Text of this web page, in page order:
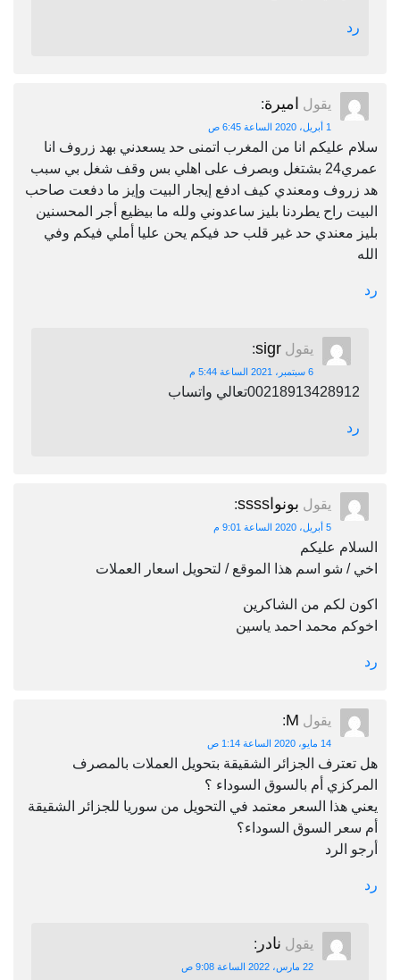
رد
يقول اميرة:
1 أبريل، 2020 الساعة 6:45 ص
سلام عليكم انا من المغرب اتمنى حد يسعدني بهد زروف انا
عمري24 بشتغل وبصرف على اهلي بس وقف شغل بي سبب
هد زروف ومعندي كيف ادفع إيجار البيت وإيز ما دفعت صاحب
البيت راح يطردنا بليز ساعدوني ولله ما بيظيع أجر المحسنين
بليز معندي حد غير قلب حد فيكم يحن عليا أملي فيكم وفي
الله
رد
يقول sigr
:
6 سبتمبر، 2021 الساعة 5:44 م
00218913428912تعالي واتساب
رد
يقول بونواssss :
5 أبريل، 2020 الساعة 9:01 م
السلام عليكم
اخي / شو اسم هذا الموقع / لتحويل اسعار العملات
اكون لكم من الشاكرين
اخوكم محمد احمد ياسين
رد
يقول M
:
14 مايو، 2020 الساعة 1:14 ص
هل تعترف الجزائر الشقيقة بتحويل العملات بالمصرف
المركزي أم بالسوق السوداء ؟
يعني هذا السعر معتمد في التحويل من سوريا للجزائر الشقيقة
أم سعر السوق السوداء؟
أرجو الرد
رد
يقول نادر :
22 مارس، 2022 الساعة 9:08 ص